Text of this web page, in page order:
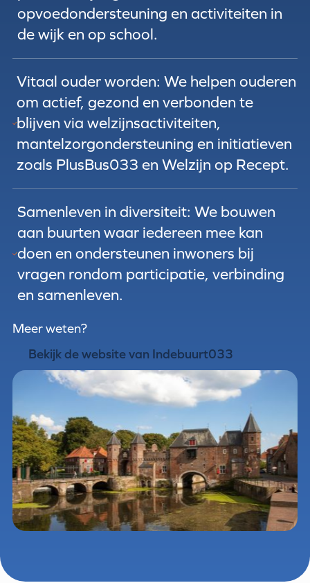
opvoedondersteuning en activiteiten in
de wijk en op school.
Vitaal ouder worden: We helpen ouderen
om actief, gezond en verbonden te
blijven via welzijnsactiviteiten,
mantelzorgondersteuning en initiatieven
zoals PlusBus033 en Welzijn op Recept.
Samenleven in diversiteit: We bouwen
aan buurten waar iedereen mee kan
doen en ondersteunen inwoners bij
vragen rondom participatie, verbinding
en samenleven.
Meer weten?
Bekijk de website van Indebuurt033